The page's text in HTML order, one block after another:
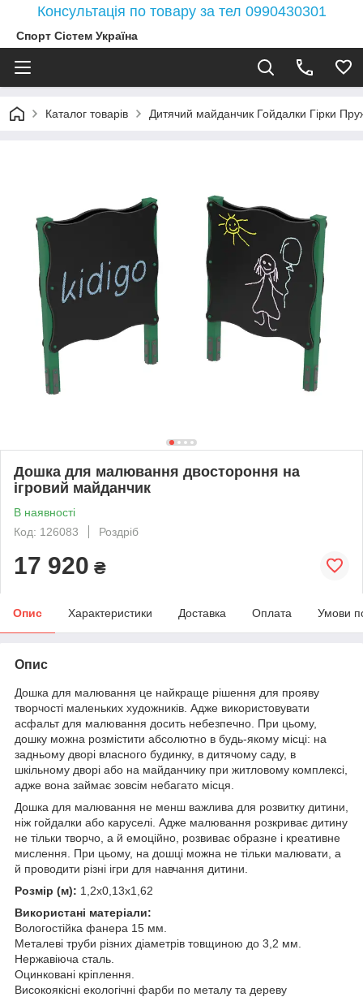
Консультація по товару за тел 0990430301
Спорт Сістем Україна
Каталог товарів Дитячий майданчик Гойдалки Гірки
Дошка для малювання двостороння на
ігровий майданчик
В наявності
Код: 126083
Роздріб
17 920 ₴
Опис Характеристики Доставка Оплата Умови
Опис
Дошка для малювання це найкраще рішення для прояву
творчості маленьких художників. Адже використовувати
асфальт для малювання досить небезпечно. При цьому,
дошку можна розмістити абсолютно в будь-якому місці: на
задньому дворі власного будинку, в дитячому саду, в
шкільному дворі або на майданчику при житловому комплексі,
адже вона займає зовсім небагато місця.
Дошка для малювання не менш важлива для розвитку дитини,
ніж гойдалки або каруселі. Адже малювання розкриває дитину
не тільки творчо, а й емоційно, розвиває образне і креативне
мислення. При цьому, на дошці можна не тільки малювати, а
й проводити різні ігри для навчання дитини.
Розмір (м): 1,2х0,13х1,62
Використані матеріали:
Вологостійка фанера 15 мм.
Металеві труби різних діаметрів товщиною до 3,2 мм.
Нержавіюча сталь.
Оцинковані кріплення.
Високоякісні екологічні фарби по металу та дереву